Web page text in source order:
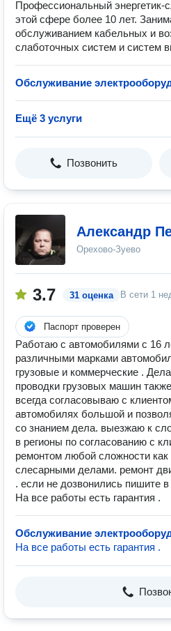
Профессиональный энергетик-
этой сфере более 10 лет.
обслуживанием кабельных и
слаботочных систем и систем
Обслуживание
Ещё 3 услуги
Позвонить
Александр
Орехово-Зуево
3.7 31 оценка В сети 1
Паспорт проверен
Работаю с автомобилями с 16
различными марками
грузовые и коммерческие .
проводки грузовых машин
всегда согласовываю с
автомобилях большой и
со знанием дела. выезжаю к
в регионы по согласованию с
ремонтом любой сложности как
слесарными делами. ремонт
. если не дозвонились пишите в
На все работы есть гарантия .
Обслуживание
На все работы есть гарантия .